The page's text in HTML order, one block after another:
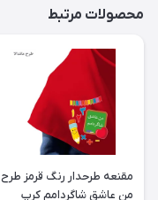
محصولات مرتبط
مقنعه طرحدار رنگ قرمز طرح
من عاشق شاگردامم کرپ